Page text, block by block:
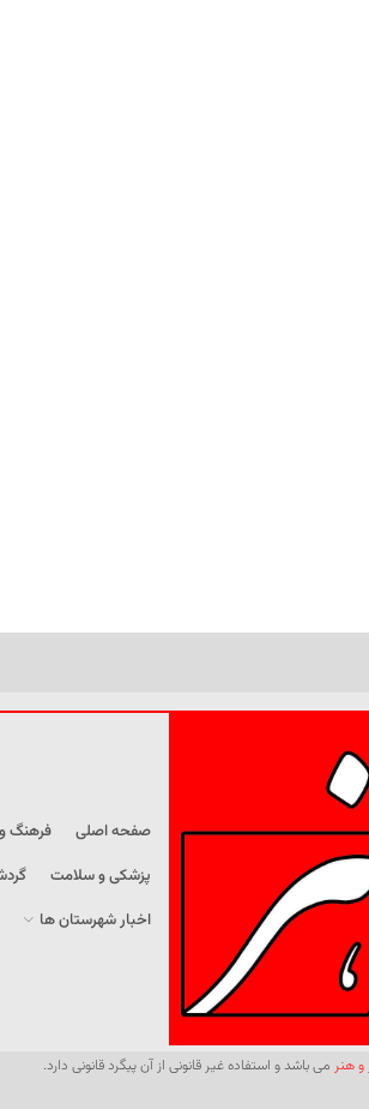
صفحه اصلی فرهنگ
پزشکی و سلامت
اخبار شهرستان ها
و هنر می باشد و استفاده غیر قانونی از آن پیگرد قانونی دارد.